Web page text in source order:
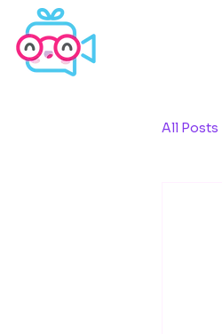
All Posts